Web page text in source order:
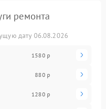
ремонта
дату 06.08.2026
1580 р
880 р
1280 р